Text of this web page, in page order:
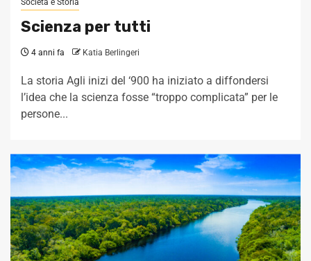
Società e Storia
Scienza per tutti
4 anni fa Katia Berlingeri
La storia Agli inizi del ‘900 ha iniziato a diffondersi
l’idea che la scienza fosse “troppo complicata” per le
persone...